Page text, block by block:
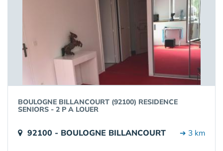
BOULOGNE BILLANCOURT (92100) RESIDENCE
SENIORS - 2 P A LOUER
92100 - BOULOGNE BILLANCOURT ➔ 3 km